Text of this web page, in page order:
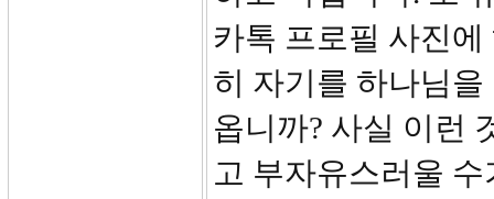
카톡 프로필 사진
히 자기를 하나님
옵니까? 사실 이런
고 부자유스러울